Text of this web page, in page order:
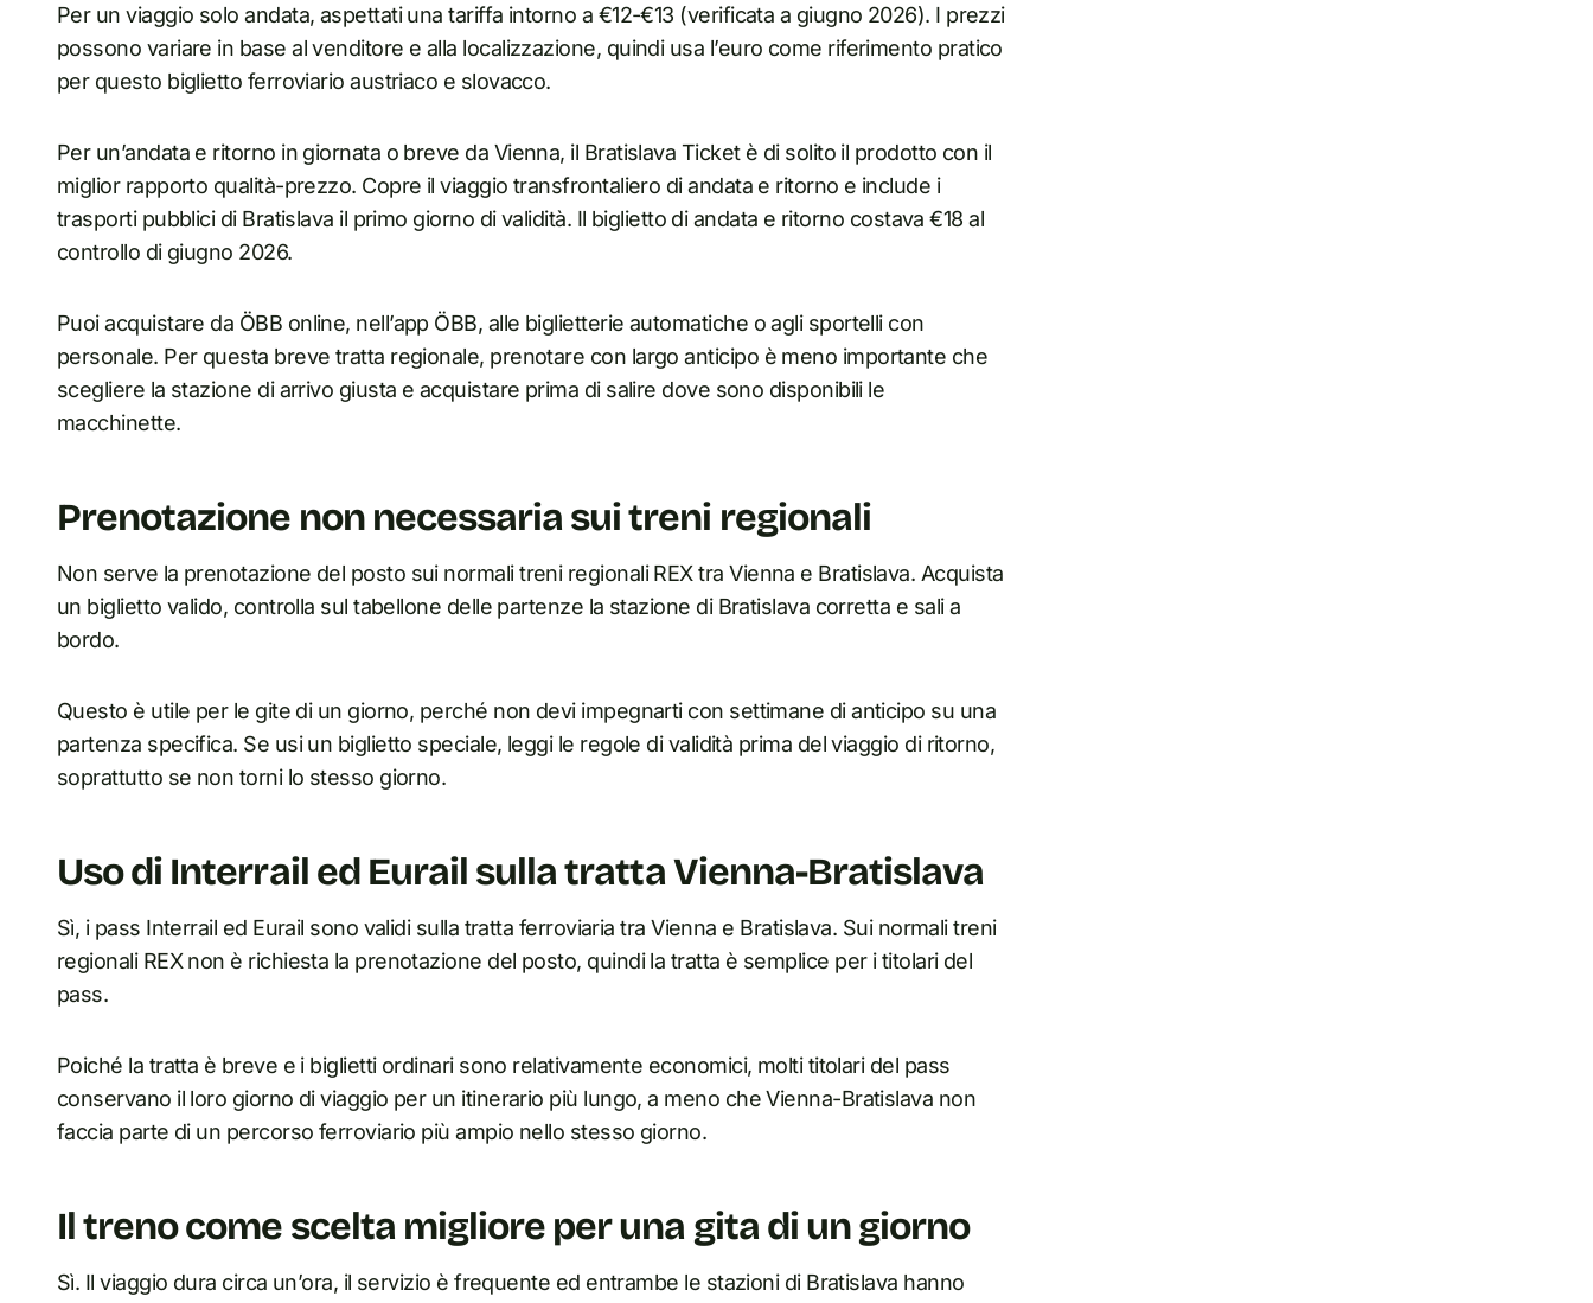
Per un viaggio solo andata, aspettati una tariffa intorno a €12-€13 (verificata a giugno 2026). I prezzi
possono variare in base al venditore e alla localizzazione, quindi usa l’euro come riferimento pratico
per questo biglietto ferroviario austriaco e slovacco.
Per un’andata e ritorno in giornata o breve da Vienna, il Bratislava Ticket è di solito il prodotto con il
miglior rapporto qualità-prezzo. Copre il viaggio transfrontaliero di andata e ritorno e include i
trasporti pubblici di Bratislava il primo giorno di validità. Il biglietto di andata e ritorno costava €18 al
controllo di giugno 2026.
Puoi acquistare da ÖBB online, nell’app ÖBB, alle biglietterie automatiche o agli sportelli con
personale. Per questa breve tratta regionale, prenotare con largo anticipo è meno importante che
scegliere la stazione di arrivo giusta e acquistare prima di salire dove sono disponibili le
macchinette.
Prenotazione non necessaria sui treni regionali
Non serve la prenotazione del posto sui normali treni regionali REX tra Vienna e Bratislava. Acquista
un biglietto valido, controlla sul tabellone delle partenze la stazione di Bratislava corretta e sali a
bordo.
Questo è utile per le gite di un giorno, perché non devi impegnarti con settimane di anticipo su una
partenza specifica. Se usi un biglietto speciale, leggi le regole di validità prima del viaggio di ritorno,
soprattutto se non torni lo stesso giorno.
Uso di Interrail ed Eurail sulla tratta Vienna-Bratislava
Sì, i pass Interrail ed Eurail sono validi sulla tratta ferroviaria tra Vienna e Bratislava. Sui normali treni
regionali REX non è richiesta la prenotazione del posto, quindi la tratta è semplice per i titolari del
pass.
Poiché la tratta è breve e i biglietti ordinari sono relativamente economici, molti titolari del pass
conservano il loro giorno di viaggio per un itinerario più lungo, a meno che Vienna-Bratislava non
faccia parte di un percorso ferroviario più ampio nello stesso giorno.
Il treno come scelta migliore per una gita di un giorno
Sì. Il viaggio dura circa un’ora, il servizio è frequente ed entrambe le stazioni di Bratislava hanno